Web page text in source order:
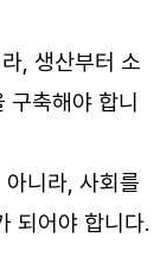
, 생산부터 소
구축해야 합니
니라, 사회를
되어야 합니다.